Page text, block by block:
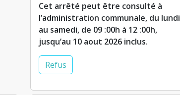
Cet arrêté peut être consulté à
l’administration communale, du lundi
au samedi, de 09 :00h à 12 :00h,
jusqu’au 10 aout 2026 inclus.
Refus